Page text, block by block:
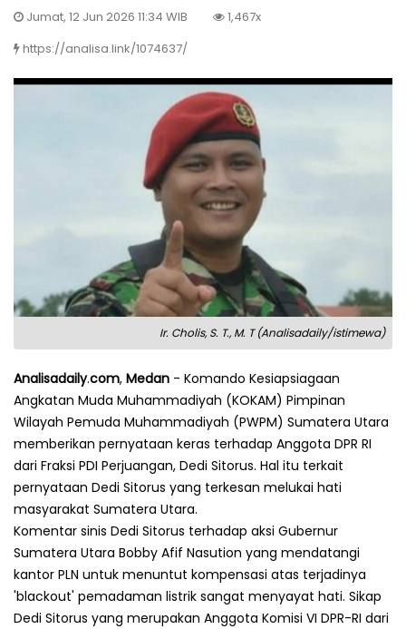
Jumat, 12 Jun 2026 11:34 WIB
1,467x
https://analisa.link/1074637/
Ir. Cholis, S. T., M. T (Analisadaily/istimewa)
Analisadaily.com, Medan - Komando Kesiapsiagaan
Angkatan Muda Muhammadiyah (KOKAM) Pimpinan
Wilayah Pemuda Muhammadiyah (PWPM) Sumatera Utara
memberikan pernyataan keras terhadap Anggota DPR RI
dari Fraksi PDI Perjuangan, Dedi Sitorus. Hal itu terkait
pernyataan Dedi Sitorus yang terkesan melukai hati
masyarakat Sumatera Utara.
Komentar sinis Dedi Sitorus terhadap aksi Gubernur
Sumatera Utara Bobby Afif Nasution yang mendatangi
kantor PLN untuk menuntut kompensasi atas terjadinya
'blackout' pemadaman listrik sangat menyayat hati. Sikap
Dedi Sitorus yang merupakan Anggota Komisi VI DPR-RI dari